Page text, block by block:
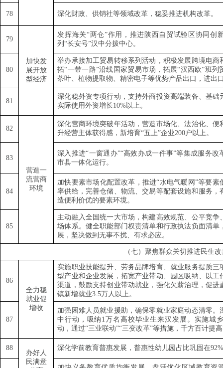
78 深化财政、供销社等领域改革，稳妥推进机构改革。
79
加快发
展开放
型经济
发挥海关“两仓”作用，推进陕西自贸试验区协同创
列“长安号”汉中分拨中心。
80
举办承接加工贸易转移系列活动，积极发展跨境电商
拓“一带一路”沿线国家贸易市场，拓展“汉西欧”班列
茶叶、植物提取物、精密电子等优势产品出口，进出
81
深化稳外资专项行动，支持外商投资高端装备、基础
实际使用外资增长10%以上。
82
营造一
流营商
环境
深化营商环境突破年活动，营造市场化、法治化、便
升经营主体获得感，新培育“五上”企业200户以上。
83
深入推进“一窗通办”“高效办成一件事”等集成服务改
市县一体化运行。
84
加快要素市场化配置改革，推进“水电气暖网 ”等要素
率供给，完善仓储、物流、交易等配套设施和服务，
造便利价优的要素环境。
85
主动融入全国统一大市场，构建高效规范、公平竞争
场体系。健全职能部门权责清单和行政执法负面清单
展，坚决做到无事不扰、有求必应。
（七）聚焦群众关切推进民生
86
全力稳
就业促
增收
实施职业技能提升、劳务品牌培育、就业服务提质三
型产业和企业发展，拓宽产业带动、园区吸纳、以工
渠道，鼓励支持创业带动就业，强化欠薪治理，促进
镇新增就业3.5万人以上。
87
加强困难人员就业援助，确保零就业家庭动态清零。
中行动，吸纳 1万名高校毕业生来汉发展。实施城
动，通过“三业联动”“三变改革”等措施，千方百计提
88
办好人
民满意
深化学前教育普惠发展，普惠性幼儿园占比巩固在